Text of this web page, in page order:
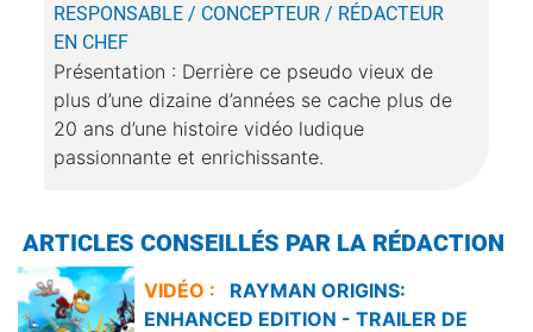
RESPONSABLE / CONCEPTEUR / RÉDACTEUR
EN CHEF
Présentation : Derrière ce pseudo vieux de
plus d’une dizaine d’années se cache plus de
20 ans d’une histoire vidéo ludique
passionnante et enrichissante.
ARTICLES CONSEILLÉS PAR LA RÉDACTION
VIDÉO :
RAYMAN ORIGINS:
ENHANCED EDITION - TRAILER DE